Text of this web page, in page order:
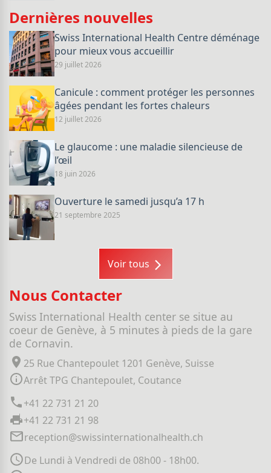
Dernières nouvelles
Swiss International Health Centre déménage
pour mieux vous accueillir
29 juillet 2026
Canicule : comment protéger les personnes
âgées pendant les fortes chaleurs
12 juillet 2026
Le glaucome : une maladie silencieuse de
l’œil
18 juin 2026
Ouverture le samedi jusqu’a 17 h
21 septembre 2025
Voir tous
Nous Contacter
Swiss International Health center se situe au
coeur de Genève, à 5 minutes à pieds de la gare
de Cornavin.
25 Rue Chantepoulet 1201 Genève, Suisse
Arrêt TPG Chantepoulet, Coutance
+41 22 731 21 20
+41 22 731 21 98
reception@swissinternationalhealth.ch
De Lundi à Vendredi de 08h00 - 18h00.